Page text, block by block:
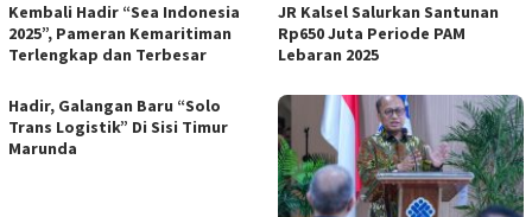
Kembali Hadir “Sea Indonesia
2025”, Pameran Kemaritiman
Terlengkap dan Terbesar
JR Kalsel Salurkan Santunan
Rp650 Juta Periode PAM
Lebaran 2025
Hadir, Galangan Baru “Solo
Trans Logistik” Di Sisi Timur
Marunda